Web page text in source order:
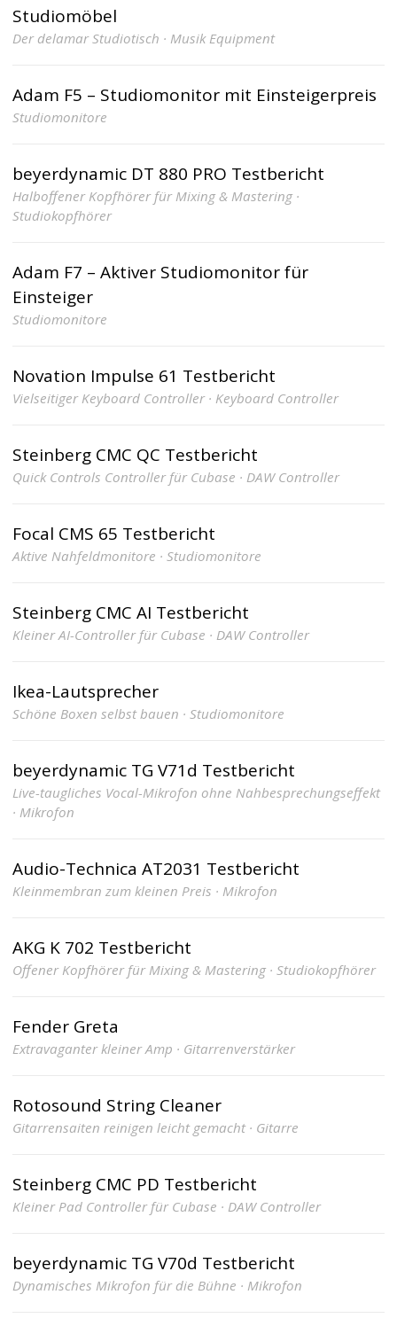
Studiomöbel
Der delamar Studiotisch · Musik Equipment
Adam F5 – Studiomonitor mit Einsteigerpreis
Studiomonitore
beyerdynamic DT 880 PRO Testbericht
Halboffener Kopfhörer für Mixing & Mastering ·
Studiokopfhörer
Adam F7 – Aktiver Studiomonitor für
Einsteiger
Studiomonitore
Novation Impulse 61 Testbericht
Vielseitiger Keyboard Controller · Keyboard Controller
Steinberg CMC QC Testbericht
Quick Controls Controller für Cubase · DAW Controller
Focal CMS 65 Testbericht
Aktive Nahfeldmonitore · Studiomonitore
Steinberg CMC AI Testbericht
Kleiner AI-Controller für Cubase · DAW Controller
Ikea-Lautsprecher
Schöne Boxen selbst bauen · Studiomonitore
beyerdynamic TG V71d Testbericht
Live-taugliches Vocal-Mikrofon ohne Nahbesprechungseffekt
· Mikrofon
Audio-Technica AT2031 Testbericht
Kleinmembran zum kleinen Preis · Mikrofon
AKG K 702 Testbericht
Offener Kopfhörer für Mixing & Mastering · Studiokopfhörer
Fender Greta
Extravaganter kleiner Amp · Gitarrenverstärker
Rotosound String Cleaner
Gitarrensaiten reinigen leicht gemacht · Gitarre
Steinberg CMC PD Testbericht
Kleiner Pad Controller für Cubase · DAW Controller
beyerdynamic TG V70d Testbericht
Dynamisches Mikrofon für die Bühne · Mikrofon